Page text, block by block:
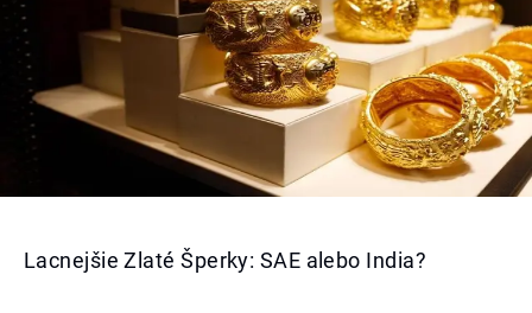
Lacnejšie Zlaté Šperky: SAE alebo India?